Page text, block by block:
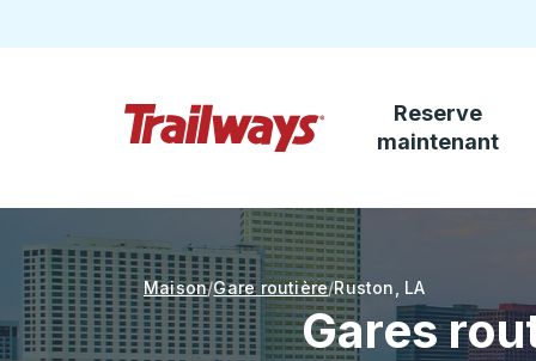
Passez au contenu principal
Reserve
maintenant
Maison Gare routière Ruston LA
Gares